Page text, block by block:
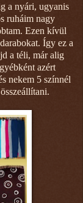
a nyári, ugyanis
ruháim nagy
Ezen kívül
Így ez a
a téli, már alig
azért
nekem 5 színnél